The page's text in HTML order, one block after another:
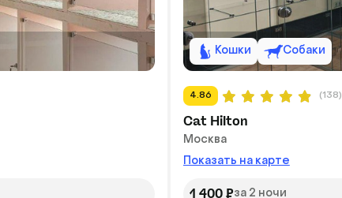
Кошки Собаки
4.86 (138)
Cat Hilton
Москва
Показать на карте
1 400 ₽за 2 ночи